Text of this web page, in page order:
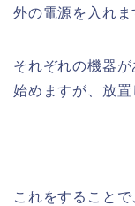
外の電源を入れま
それぞれの機器
始めますが、放置
これをすること